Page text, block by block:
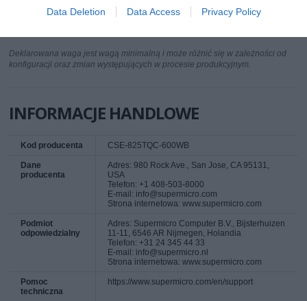
Data Deletion Data Access Privacy Policy
Dopuszczalna
8 - 90% (bez skraplania)
Deklarowana waga jest wagą minimalną i może różnić się w zależności od
konfiguracji oraz zmian występujących w procesie produkcyjnym.
INFORMACJE HANDLOWE
Kod producenta CSE-825TQC-600WB
Dane
producenta
Adres: 980 Rock Ave., San Jose, CA 95131,
USA
Telefon: +1 408-503-8000
E-mail: info@supermicro.com
Strona internetowa: www.supermicro.com
Podmiot
odpowiedzialny
Adres: Supermicro Computer B.V., Bijsterhuizen
11-11, 6546 AR Nijmegen, Holandia
Telefon: +31 24 345 44 33
E-mail: info@supermicro.nl
Strona internetowa: www.supermicro.com
Pomoc
techniczna
https://www.supermicro.com/en/support